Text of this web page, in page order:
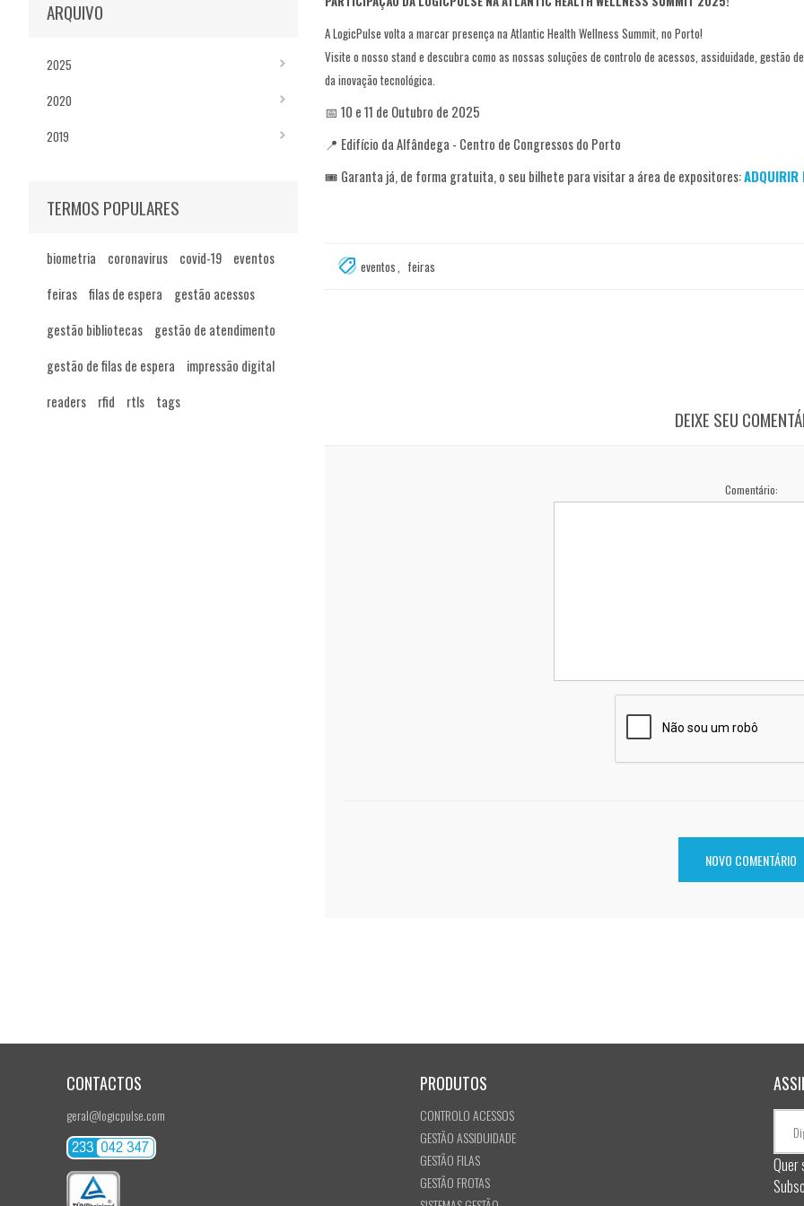
A LogicPulse volta a marcar presença na Atlantic Health Wellness Summit, no Porto!
Visite o nosso stand e descubra como as nossas soluções de controlo de acessos, assiduidade,
da inovação tecnológica.
📅 10 e 11 de Outubro de 2025
📍 Edifício da Alfândega - Centro de Congressos do Porto
🎟️ Garanta já, de forma gratuita, o seu bilhete para visitar a área de expositores:ADQUIRIR
eventos, feiras
DEIXE SEU
Comentário:
ARQUIVO
2025
2020
2019
TERMOS POPULARES
biometria coronavirus covid-19
eventos
feiras
filas de espera
gestão acessos
gestão bibliotecas
gestão de atendimento
gestão de filas de espera
impressão digital
readers
rfid rtls tags
CONTACTOS
geral@logicpulse.com
PRODUTOS
CONTROLO ACESSOS
GESTÃO ASSIDUIDADE
GESTÃO FILAS
GESTÃO FROTAS
Quer